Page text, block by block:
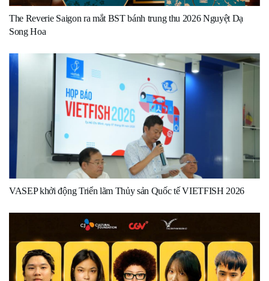
The Reverie Saigon ra mắt BST bánh trung thu 2026 Nguyệt Dạ
Song Hoa
VASEP khởi động Triển lãm Thủy sản Quốc tế VIETFISH 2026